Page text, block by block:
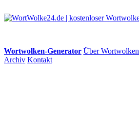
Wortwolken-Generator Über Wortwolken
Archiv Kontakt